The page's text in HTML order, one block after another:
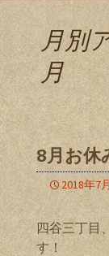
月別
月
8月お休
2018年7
四谷三丁目
す！